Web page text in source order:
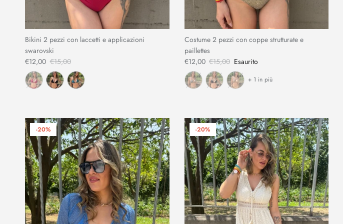
Bikini 2 pezzi con laccetti e applicazioni
swarovski
€12,00 €15,00
Costume 2 pezzi con coppe strutturate e
paillettes
€12,00 €15,00 Esaurito
+ 1 in più
-20% -20%